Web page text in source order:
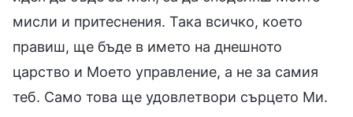
мисли и притеснения. Така всичко, което
правиш, ще бъде в името на днешното
царство и Моето управление, а не за самия
теб. Само това ще удовлетвори сърцето Ми.